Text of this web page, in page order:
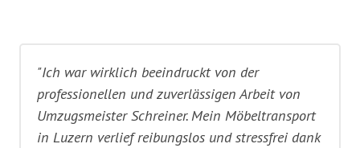
"Ich war wirklich beeindruckt von der
professionellen und zuverlässigen Arbeit von
Umzugsmeister Schreiner. Mein Möbeltransport
in Luzern verlief reibungslos und stressfrei dank